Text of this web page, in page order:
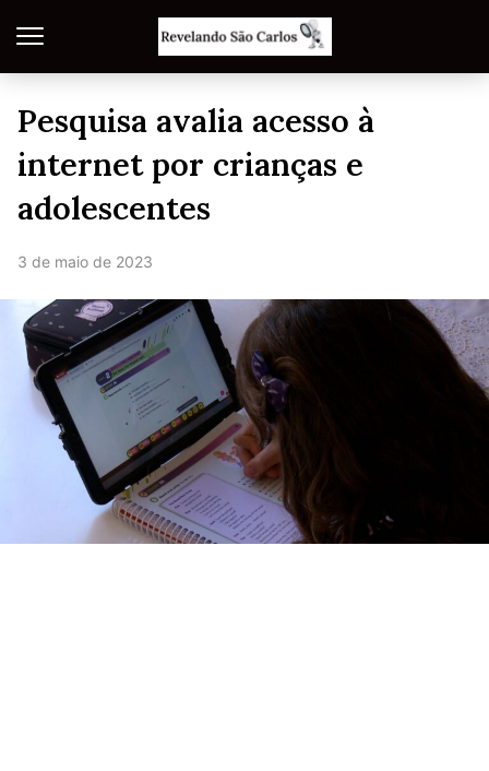
Pesquisa avalia acesso à
internet por crianças e
adolescentes
3 de maio de 2023